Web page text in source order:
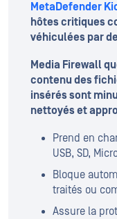
MetaDefender
hôtes critiques
véhiculées par
Media Firewall
contenu des
insérés sont
nettoyés et
Prend en
USB, SD,
Bloque
traités ou
Assure la